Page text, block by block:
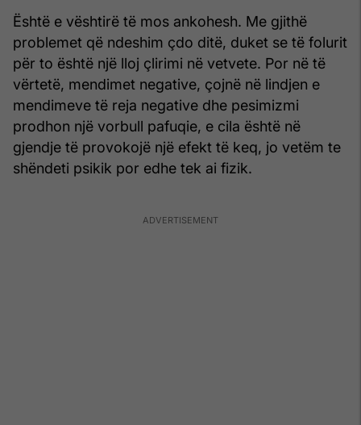
Është e vështirë të mos ankohesh. Me gjithë
problemet që ndeshim çdo ditë, duket se të folurit
për to është një lloj çlirimi në vetvete. Por në të
vërtetë, mendimet negative, çojnë në lindjen e
mendimeve të reja negative dhe pesimizmi
prodhon një vorbull pafuqie, e cila është në
gjendje të provokojë një efekt të keq, jo vetëm te
shëndeti psikik por edhe tek ai fizik.